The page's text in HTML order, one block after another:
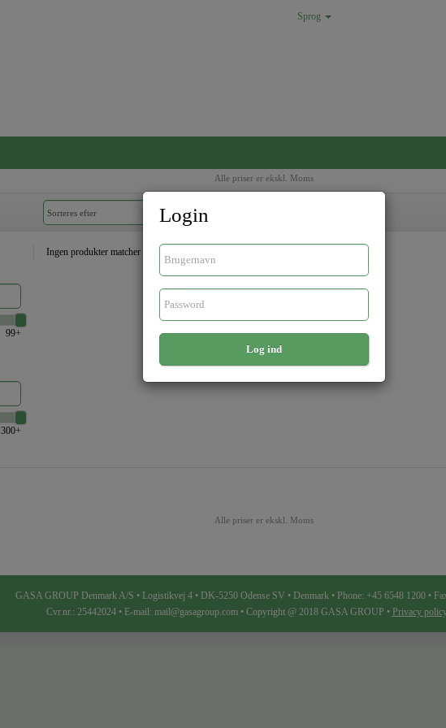
Sprog
Alle priser er ekskl. Moms
99+
300+
Ingen produkter matcher dine søgekriterier
Alle priser er ekskl. Moms
GASA GROUP Denmark A/S • Logistikvej 4 • DK-5250 Odense SV • Denmark • Phone: +45 6548 1200 •
Cvr.nr.: 25442024 • E-mail: mail@gasagroup.com • Copyright @ 2018 GASA GROUP • Privacy
Login
Log ind